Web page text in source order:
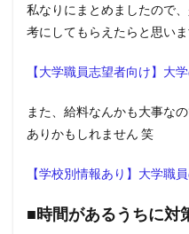
私なりにまとめましたので
考にしてもらえたらと思いま
【大学職員志望者向け】大
また、給料なんかも大事な
ありかもしれません 笑
【学校別情報あり】大学職
■時間があるうちに対